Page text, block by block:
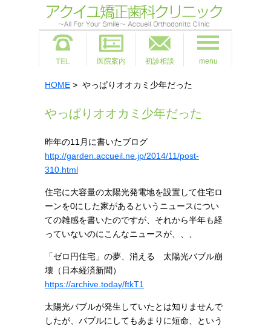
医院案内 初診相談 menu
HOME > やっぱりオオカミ少年だった
やっぱりオオカミ少年だった
昨年の11月に書いたブログ
http://garden.accueil.ne.jp/2014/11/post-
310.html
住宅に大容量の太陽光発電地を設置して住宅ロ
ーンを0にした家があるというニュースについ
ての雑感を書いたのですが、それから半年も経
っていないのにこんなニュースが、、、
「ゼロ円住宅」の夢、消える 太陽光バブル崩
壊（日本経済新聞）
https://archive.today/ftkT1
太陽光バブルが発生していたとは知りませんで
したが、バブルにしてもあまりに短命、という